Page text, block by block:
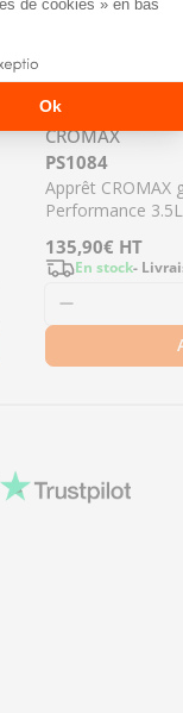
CROMAX
PS1084
Apprêt CROMAX
Performance 3.5L
Prix
régulier
135,90€ HT
En stock-